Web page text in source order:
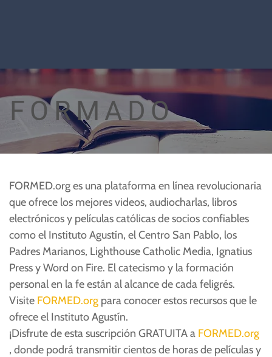
FORMADO
FORMED.org es una plataforma en línea revolucionaria
que ofrece los mejores videos, audiocharlas, libros
electrónicos y películas católicas de socios confiables
como el Instituto Agustín, el Centro San Pablo, los
Padres Marianos, Lighthouse Catholic Media, Ignatius
Press y Word on Fire. El catecismo y la formación
personal en la fe están al alcance de cada feligrés.
Visite FORMED.org para conocer estos recursos que le
ofrece el Instituto Agustín.
¡Disfrute de esta suscripción GRATUITA a FORMED.org
, donde podrá transmitir cientos de horas de películas y